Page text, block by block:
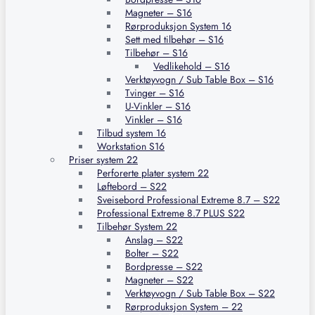
Magneter – S16
Rørproduksjon System 16
Sett med tilbehør – S16
Tilbehør – S16
Vedlikehold – S16
Verktøyvogn / Sub Table Box – S16
Tvinger – S16
U-Vinkler – S16
Vinkler – S16
Tilbud system 16
Workstation S16
Priser system 22
Perforerte plater system 22
Løftebord – S22
Sveisebord Professional Extreme 8.7 – S22
Professional Extreme 8.7 PLUS S22
Tilbehør System 22
Anslag – S22
Bolter – S22
Bordpresse – S22
Magneter – S22
Verktøyvogn / Sub Table Box – S22
Rørproduksjon System – 22